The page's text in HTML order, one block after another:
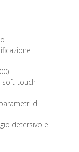
touch
di
detersivo e